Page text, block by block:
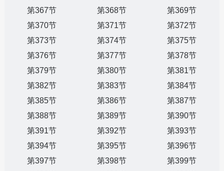
第367节
第368节
第369节
第370节
第371节
第372节
第373节
第374节
第375节
第376节
第377节
第378节
第379节
第380节
第381节
第382节
第383节
第384节
第385节
第386节
第387节
第388节
第389节
第390节
第391节
第392节
第393节
第394节
第395节
第396节
第397节
第398节
第399节